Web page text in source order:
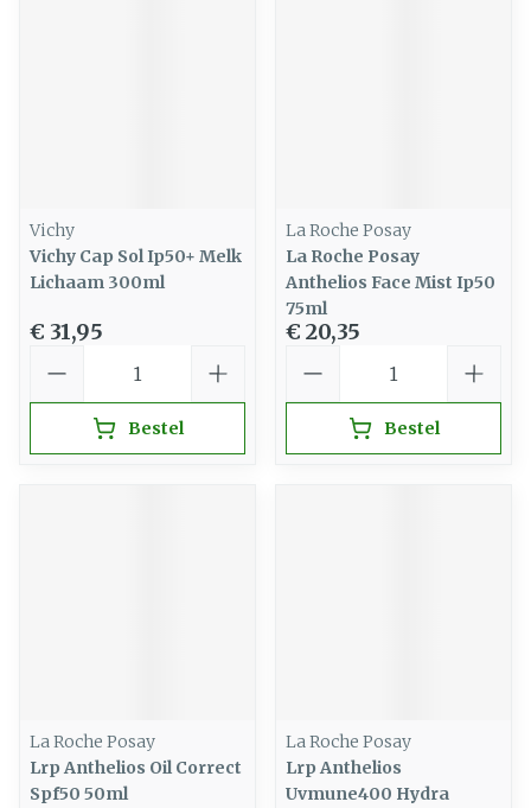
Vichy
Vichy Cap Sol Ip50+ Melk
Lichaam 300ml
€ 31,95
Bestel
La Roche Posay
La Roche Posay
Anthelios Face Mist Ip50
75ml
€ 20,35
Bestel
La Roche Posay
Lrp Anthelios Oil Correct
Spf50 50ml
La Roche Posay
Lrp Anthelios
Uvmune400 Hydra